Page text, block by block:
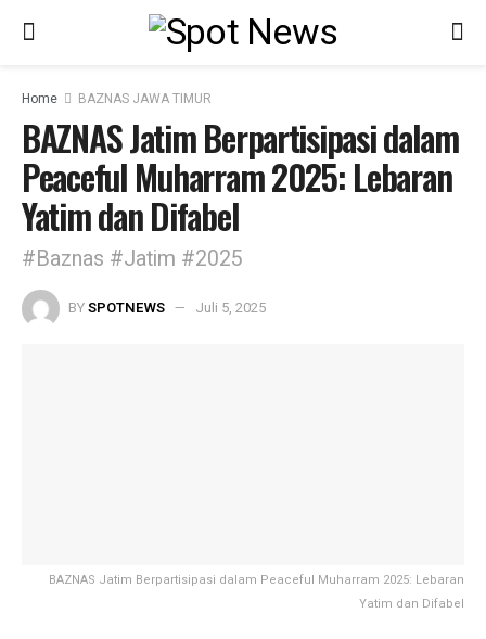
Home BAZNAS JAWA TIMUR
BAZNAS Jatim Berpartisipasi dalam
Peaceful Muharram 2025: Lebaran
Yatim dan Difabel
#Baznas #Jatim #2025
BYSPOTNEWS Juli 5, 2025
BAZNAS Jatim Berpartisipasi dalam Peaceful Muharram 2025: Lebaran
Yatim dan Difabel